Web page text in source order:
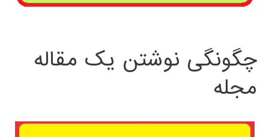
چگونگی نوشتن یک مقاله
مجله